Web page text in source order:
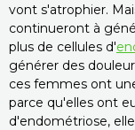
vont s'atrophier.
continueront à
plus de cellules d'
générer des
ces femmes ont
parce qu'elles ont
d'endométriose,